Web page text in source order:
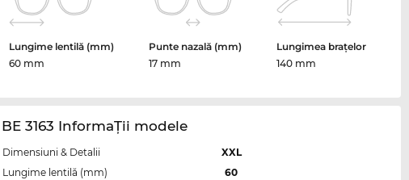
Lungime lentilă (mm)
60 mm
Punte nazală (mm)
17 mm
Lungimea brațelor
140 mm
BE 3163 InformaŢii modele
Dimensiuni & Detalii
XXL
Lungime lentilă (mm)
60